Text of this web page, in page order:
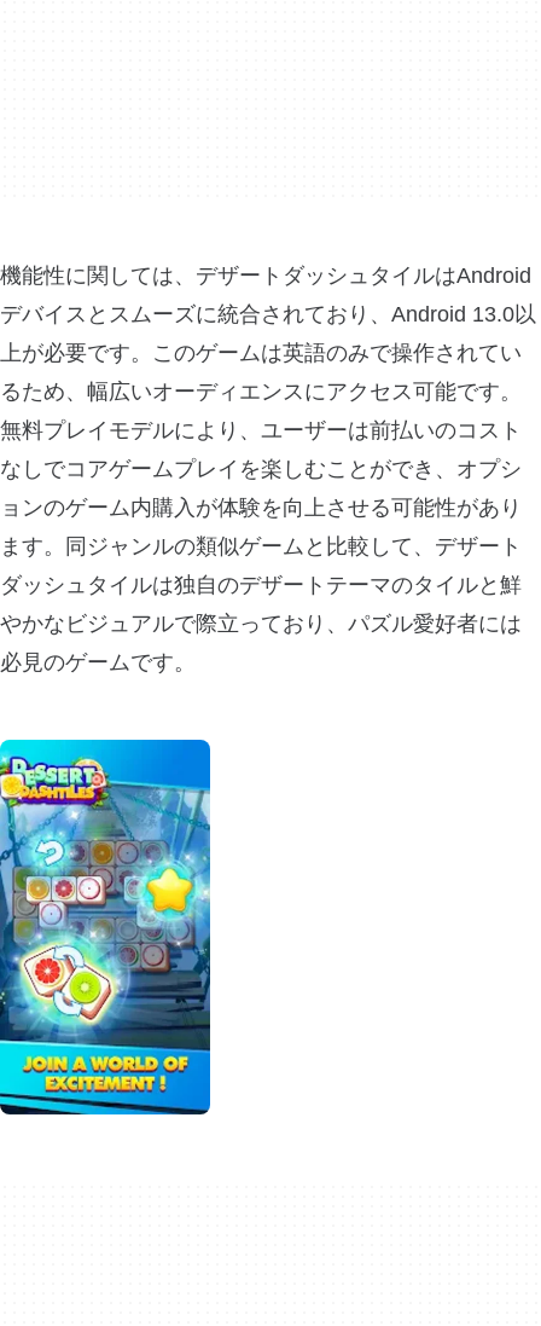
機能性に関しては、デザートダッシュタイルはAndroid
デバイスとスムーズに統合されており、Android 13.0以
上が必要です。このゲームは英語のみで操作されてい
るため、幅広いオーディエンスにアクセス可能です。
無料プレイモデルにより、ユーザーは前払いのコスト
なしでコアゲームプレイを楽しむことができ、オプシ
ョンのゲーム内購入が体験を向上させる可能性があり
ます。同ジャンルの類似ゲームと比較して、デザート
ダッシュタイルは独自のデザートテーマのタイルと鮮
やかなビジュアルで際立っており、パズル愛好者には
必見のゲームです。